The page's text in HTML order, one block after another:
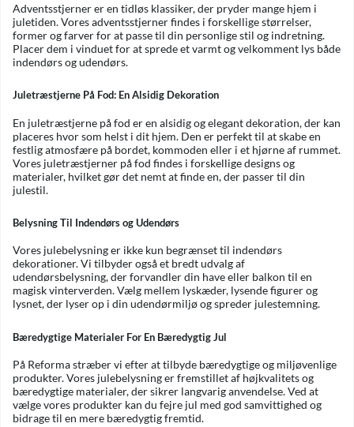
Adventsstjerner er en tidløs klassiker, der pryder mange hjem i
juletiden. Vores adventsstjerner findes i forskellige størrelser,
former og farver for at passe til din personlige stil og indretning.
Placer dem i vinduet for at sprede et varmt og velkomment lys både
indendørs og udendørs.
Juletræstjerne På Fod: En Alsidig Dekoration
En juletræstjerne på fod er en alsidig og elegant dekoration, der kan
placeres hvor som helst i dit hjem. Den er perfekt til at skabe en
festlig atmosfære på bordet, kommoden eller i et hjørne af rummet.
Vores juletræstjerner på fod findes i forskellige designs og
materialer, hvilket gør det nemt at finde en, der passer til din
julestil.
Belysning Til Indendørs og Udendørs
Vores julebelysning er ikke kun begrænset til indendørs
dekorationer. Vi tilbyder også et bredt udvalg af
udendørsbelysning, der forvandler din have eller balkon til en
magisk vinterverden. Vælg mellem lyskæder, lysende figurer og
lysnet, der lyser op i din udendørmiljø og spreder julestemning.
Bæredygtige Materialer For En Bæredygtig Jul
På Reforma stræber vi efter at tilbyde bæredygtige og miljøvenlige
produkter. Vores julebelysning er fremstillet af højkvalitets og
bæredygtige materialer, der sikrer langvarig anvendelse. Ved at
vælge vores produkter kan du fejre jul med god samvittighed og
bidrage til en mere bæredygtig fremtid.